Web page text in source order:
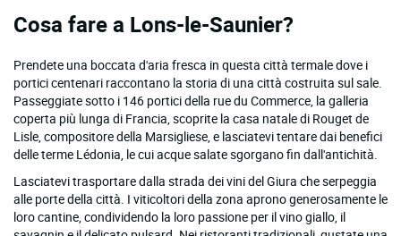
Cosa fare a Lons-le-Saunier?
Prendete una boccata d'aria fresca in questa città termale dove i
portici centenari raccontano la storia di una città costruita sul sale.
Passeggiate sotto i 146 portici della rue du Commerce, la galleria
coperta più lunga di Francia, scoprite la casa natale di Rouget de
Lisle, compositore della Marsigliese, e lasciatevi tentare dai benefici
delle terme Lédonia, le cui acque salate sgorgano fin dall'antichità.
Lasciatevi trasportare dalla strada dei vini del Giura che serpeggia
alle porte della città. I viticoltori della zona aprono generosamente le
loro cantine, condividendo la loro passione per il vino giallo, il